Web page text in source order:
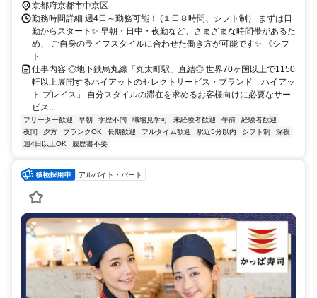
京都府京都市中京区
勤務時間詳細 週4日～勤務可能！ (１日８時間、シフト制） まずは日
勤からスタート✨ 早朝・日中・夜勤など、さまざまな時間帯があるた
め、 ご自身のライフスタイルに合わせた働き方が可能です✨ 《シフ
ト...
仕事内容 ◎地下鉄烏丸線「丸太町駅」直結◎ 世界70ヶ国以上で1150
軒以上展開するハイアットのセレクトサービス・ブランド「ハイアッ
ト プレイス」 自分スタイルの滞在を求めるお客様向けに必要なサー
ビス...
フリーター歓迎 早朝 学歴不問 職場見学可 未経験者歓迎 午前
経験者歓迎
夜間
夕方 ブランクOK 長期歓迎 フルタイム歓迎 駅近5分以内 シフト制
深夜
週4日以上OK
履歴書不要
アルバイト・パート